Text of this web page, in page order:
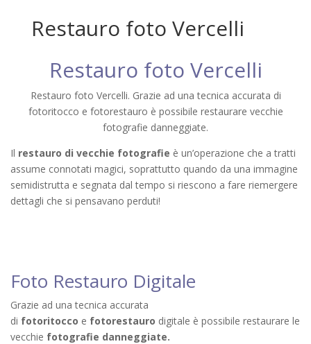
Restauro foto Vercelli
Restauro foto Vercelli
Restauro foto Vercelli. Grazie ad una tecnica accurata di
fotoritocco e fotorestauro è possibile restaurare vecchie
fotografie danneggiate.
Il restauro di vecchie fotografie è un’operazione che a tratti
assume connotati magici, soprattutto quando da una immagine
semidistrutta e segnata dal tempo si riescono a fare riemergere
dettagli che si pensavano perduti!
Foto Restauro Digitale
Grazie ad una tecnica accurata
di fotoritocco e fotorestauro digitale è possibile restaurare le
vecchie fotografie danneggiate.